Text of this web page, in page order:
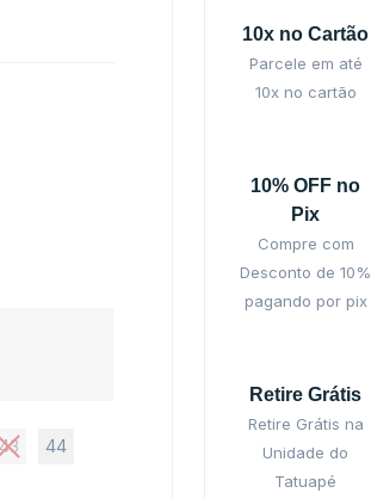
44
10x no Cartão
Parcele em até
10x no cartão
10% OFF no
Pix
Compre com
Desconto de 10%
pagando por pix
Retire Grátis
Retire Grátis na
Unidade do
Tatuapé